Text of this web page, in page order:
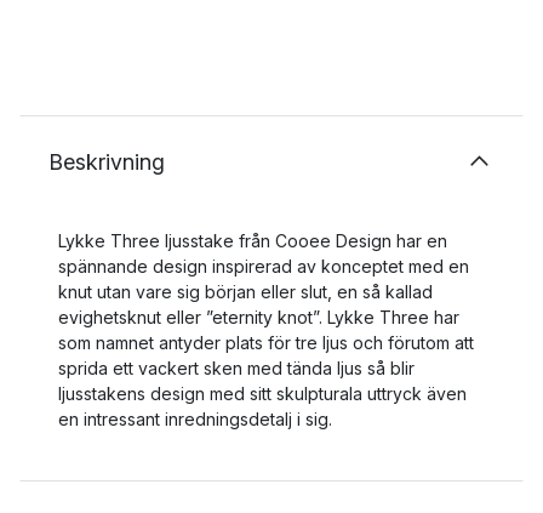
Beskrivning
Lykke Three ljusstake från Cooee Design har en
spännande design inspirerad av konceptet med en
knut utan vare sig början eller slut, en så kallad
evighetsknut eller ”eternity knot”. Lykke Three har
som namnet antyder plats för tre ljus och förutom att
sprida ett vackert sken med tända ljus så blir
ljusstakens design med sitt skulpturala uttryck även
en intressant inredningsdetalj i sig.